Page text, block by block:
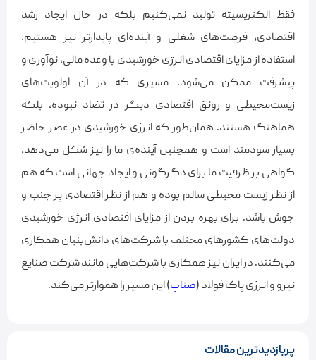
فقط الکتریسیته تولید نمی‌کنیم بلکه در حال ایجاد رشد
اقتصادی، فرصت‌های شغلی و آینده‌ای پایدارتر نیز هستیم.
استفاده از مزایای اقتصادی انرژی خورشیدی با وعده مالی، نوآوری و
پیشرفت ممکن می‌شود. مسیری که در آن اولویت‌های
زیست‌محیطی و رونق اقتصادی دیگر در تضاد نبوده، بلکه
هماهنگ هستند. همان‌طور که انرژی خورشیدی در عصر حاضر
بسیار سودمند است و همچنین آینده‌ی ما را نیز شکل می‌دهد،
گواهی بر ظرفیت ما برای دگرگونی و ایجاد جهانی است که هم
از نظر زیست محیطی سالم بوده و هم از نظر اقتصادی پر جنب و
جوش باشد. برای بهره بردن از مزایای اقتصادی انرژی خورشیدی
دولت‌های کشورهای مختلف با شرکت‌های دانش‌بنیان همکاری
می‌کنند. در ایران نیز همکاری با شرکت‌هایی مانند شرکت صنایع
نیرو و انرژی پاک فولاد (صناپ) این مسیر را هموارتر می‌کند.
پربازدیدترین مقالات